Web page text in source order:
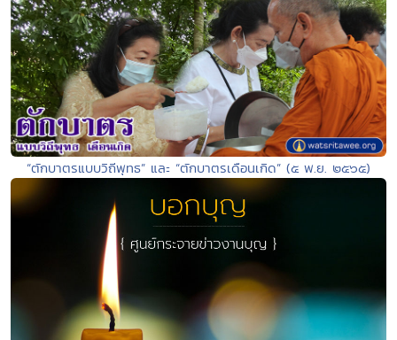
“ตักบาตรแบบวิถีพุทธ” และ “ตักบาตรเดือนเกิด” (๕ พ.ย. ๒๕๖๕)